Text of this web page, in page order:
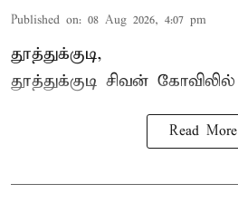
Published on: 08 Aug 2026, 4:07 pm
தூத்துக்குடி,
தூத்துக்குடி சிவன் கோவிலில்
Read More